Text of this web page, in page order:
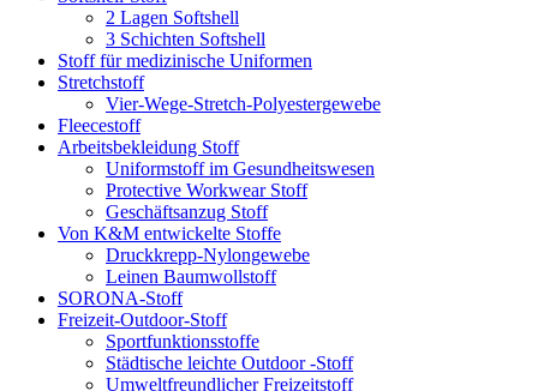
2 Lagen Softshell
3 Schichten Softshell
Stoff für medizinische Uniformen
Stretchstoff
Vier-Wege-Stretch-Polyestergewebe
Fleecestoff
Arbeitsbekleidung Stoff
Uniformstoff im Gesundheitswesen
Protective Workwear Stoff
Geschäftsanzug Stoff
Von K&M entwickelte Stoffe
Druckkrepp-Nylongewebe
Leinen Baumwollstoff
SORONA-Stoff
Freizeit-Outdoor-Stoff
Sportfunktionsstoffe
Städtische leichte Outdoor -Stoff
Umweltfreundlicher Freizeitstoff